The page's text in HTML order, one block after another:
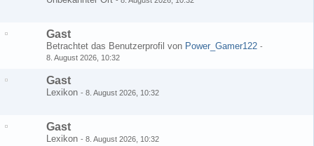
Gast
Betrachtet das Benutzerprofil von Power_Gamer122 -
8. August 2026, 10:32
Gast
Lexikon - 8. August 2026, 10:32
Gast
Lexikon - 8. August 2026, 10:32